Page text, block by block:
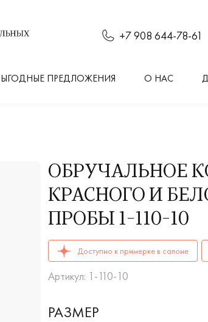
+7 908 644-78-61
ПРЕДЛОЖЕНИЯ О НАС
ОБРУЧАЛЬНОЕ
КРАСНОГО И
ПРОБЫ 1-110-10
ОБРУЧАЛЬНЫЕ КОЛЬЦА женские,
Доступно к примерке в салоне
Артикул: 1-110-10
РАЗМЕР